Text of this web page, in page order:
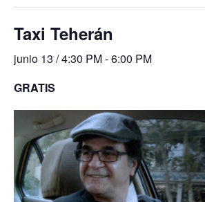
Taxi Teherán
junio 13 / 4:30 PM-6:00 PM
GRATIS